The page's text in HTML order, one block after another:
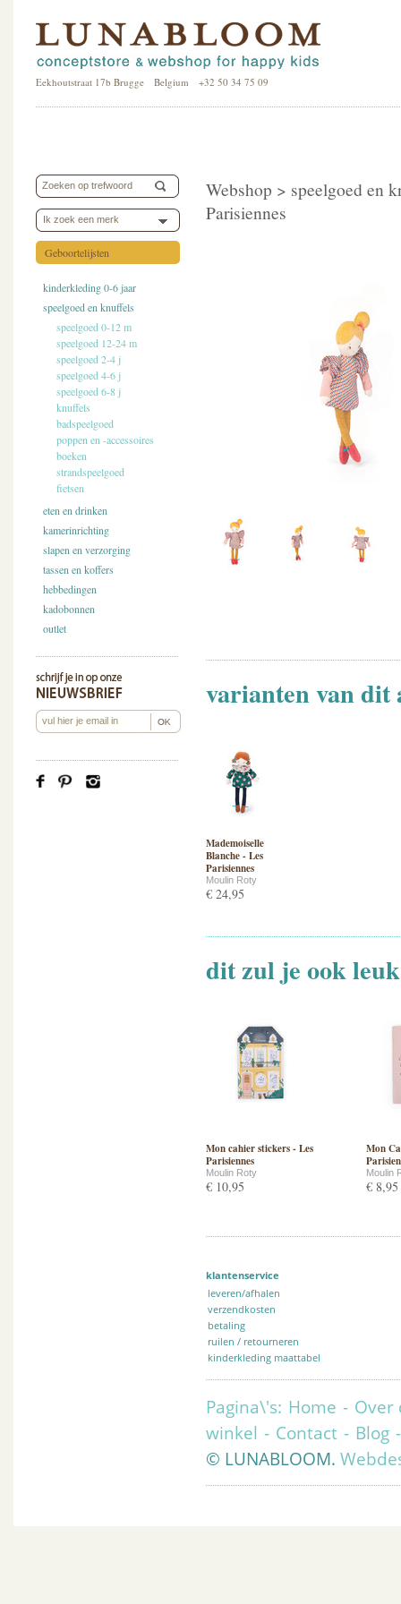
Eekhoutstraat 17b Brugge Belgium +32 50 34 75 09
Ik zoek een merk
Geboortelijsten
kinderkleding 0-6 jaar
speelgoed en knuffels
speelgoed 0-12 m
speelgoed 12-24 m
speelgoed 2-4 j
speelgoed 4-6 j
speelgoed 6-8 j
knuffels
badspeelgoed
poppen en -accessoires
boeken
strandspeelgoed
fietsen
eten en drinken
kamerinrichting
slapen en verzorging
tassen en koffers
hebbedingen
kadobonnen
outlet
Webshop > speelgoed en
Parisiennes
varianten van
Mademoiselle
Blanche - Les
Parisiennes
Moulin Roty
€ 24,95
dit zul je ook
Mon cahier stickers - Les
Parisiennes
Moulin Roty
€ 10,95
Mon
Moulin
€ 8,95
klantenservice
leveren/afhalen
verzendkosten
betaling
ruilen / retourneren
kinderkleding maattabel
Pagina\'s: Home - Over
winkel - Contact - Blog
© LUNABLOOM.